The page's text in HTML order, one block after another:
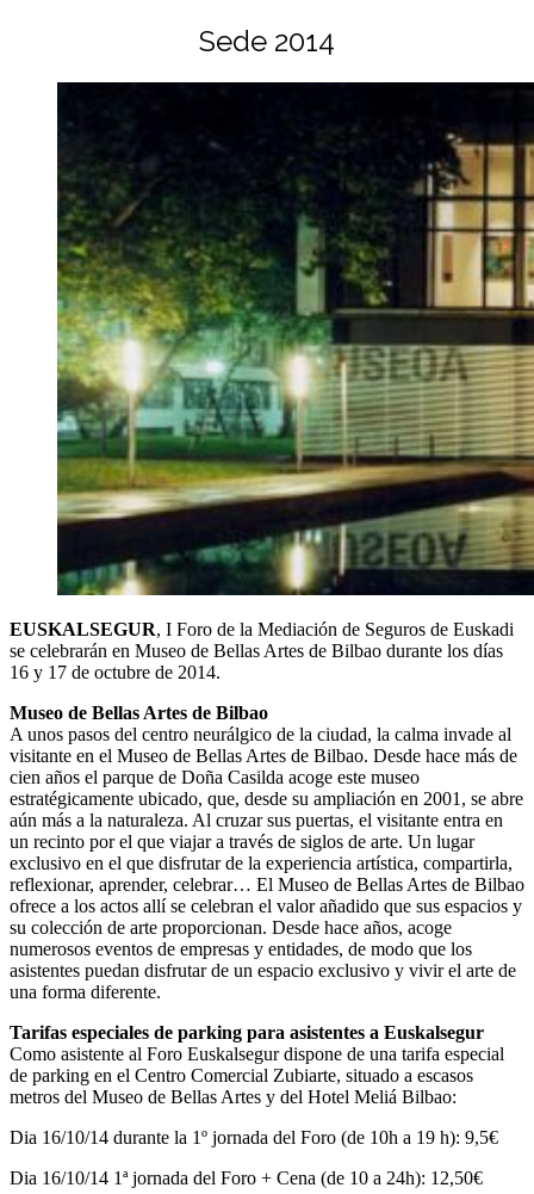
Sede 2014
EUSKALSEGUR, I Foro de la Mediación de Seguros de Euskadi
se celebrarán en Museo de Bellas Artes de Bilbao durante los días
16 y 17 de octubre de 2014.
Museo de Bellas Artes de Bilbao
A unos pasos del centro neurálgico de la ciudad, la calma invade al
visitante en el Museo de Bellas Artes de Bilbao. Desde hace más de
cien años el parque de Doña Casilda acoge este museo
estratégicamente ubicado, que, desde su ampliación en 2001, se abre
aún más a la naturaleza. Al cruzar sus puertas, el visitante entra en
un recinto por el que viajar a través de siglos de arte. Un lugar
exclusivo en el que disfrutar de la experiencia artística, compartirla,
reflexionar, aprender, celebrar… El Museo de Bellas Artes de Bilbao
ofrece a los actos allí se celebran el valor añadido que sus espacios y
su colección de arte proporcionan. Desde hace años, acoge
numerosos eventos de empresas y entidades, de modo que los
asistentes puedan disfrutar de un espacio exclusivo y vivir el arte de
una forma diferente.
Tarifas especiales de parking para asistentes a Euskalsegur
Como asistente al Foro Euskalsegur dispone de una tarifa especial
de parking en el Centro Comercial Zubiarte, situado a escasos
metros del Museo de Bellas Artes y del Hotel Meliá Bilbao:
Dia 16/10/14 durante la 1º jornada del Foro (de 10h a 19 h): 9,5€
Dia 16/10/14 1ª jornada del Foro + Cena (de 10 a 24h): 12,50€